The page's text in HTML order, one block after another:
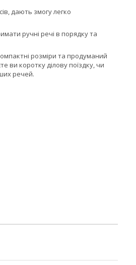
дають змогу легко
ручні речі в порядку та
розміри та продуманий
ви коротку ділову поїздку, чи
речей.